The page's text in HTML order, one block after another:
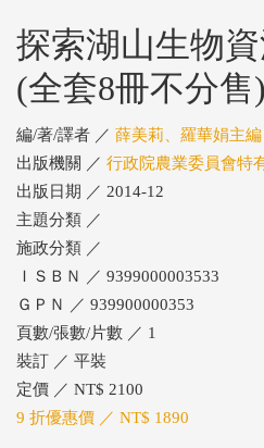
探索湖山生物
(全套8冊不分售)
編/著/譯者 ／ 薛美莉、羅華娟主編
出版機關 ／ 行政院農業委員會特
出版日期 ／ 2014-12
主題分類 ／
施政分類 ／
ＩＳＢＮ ／ 9399000003533
ＧＰＮ ／ 939900000353
頁數/張數/片數 ／ 1
裝訂 ／ 平裝
定價 ／ NT$ 2100
9 折優惠價 ／ NT$ 1890